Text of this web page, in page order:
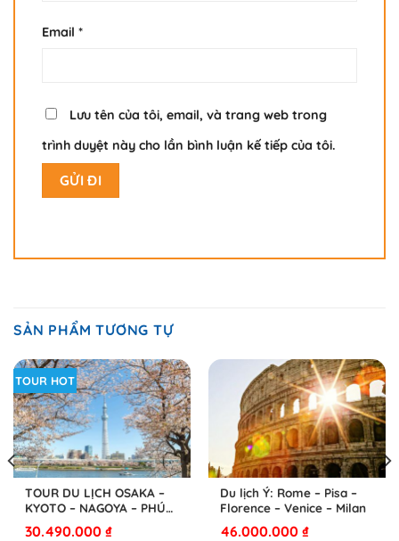
Email *
Lưu tên của tôi, email, và trang web trong
trình duyệt này cho lần bình luận kế tiếp của tôi.
SẢN PHẨM TƯƠNG TỰ
TOUR HOT
TOUR DU LỊCH OSAKA –
KYOTO – NAGOYA – PHÚ
SĨ – TOKYO
30.490.000₫
Du lịch Ý: Rome – Pisa –
Florence – Venice – Milan
46.000.000₫